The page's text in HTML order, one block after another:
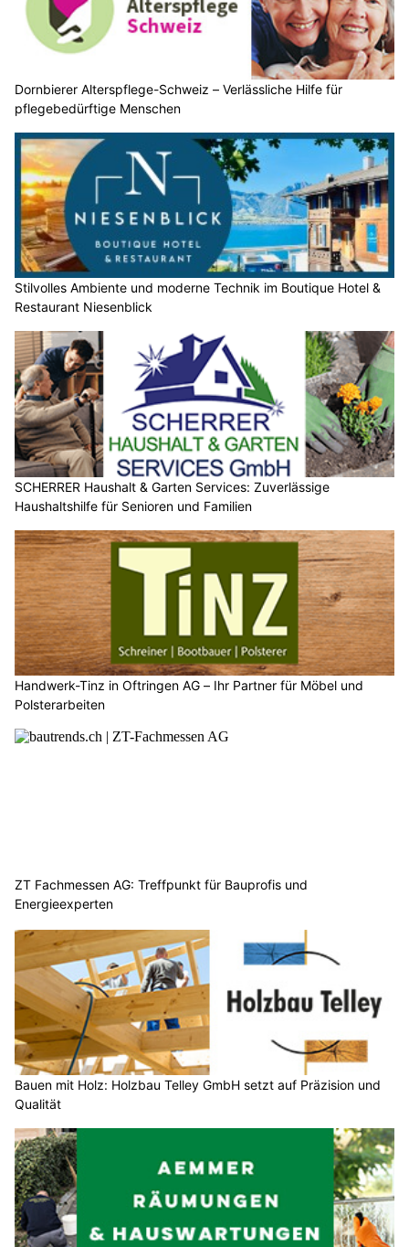
Dornbierer Alterspflege-Schweiz – Verlässliche Hilfe für
pflegebedürftige Menschen
Stilvolles Ambiente und moderne Technik im Boutique Hotel &
Restaurant Niesenblick
SCHERRER Haushalt & Garten Services: Zuverlässige
Haushaltshilfe für Senioren und Familien
Handwerk-Tinz in Oftringen AG – Ihr Partner für Möbel und
Polsterarbeiten
ZT Fachmessen AG: Treffpunkt für Bauprofis und
Energieexperten
Bauen mit Holz: Holzbau Telley GmbH setzt auf Präzision und
Qualität